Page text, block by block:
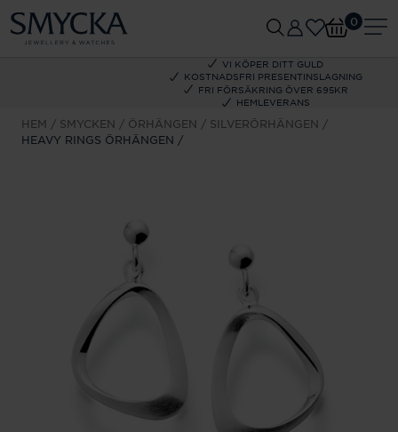
VI KÖPER DITT GULD
KOSTNADSFRI PRESENTINSLAGNING
FRI FÖRSÄKRING ÖVER 695KR
HEMLEVERANS
0
HEM SMYCKEN ÖRHÄNGEN
SILVERÖRHÄNGEN
HEAVY RINGS ÖRHÄNGEN